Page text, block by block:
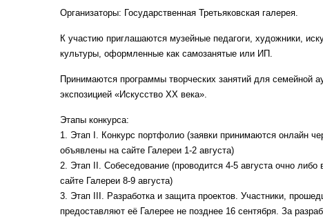
Организаторы: Государственная Третьяковская галерея.
К участию приглашаются музейные педагоги, художники,
культуры, оформленные как самозанятые или ИП.
Принимаются программы творческих занятий для семейной
экспозицией «Искусство XX века».
Этапы конкурса:
1. Этап I. Конкурс портфолио (заявки принимаются онлайн
объявлены на сайте Галереи 1-2 августа)
2. Этап II. Собеседование (проводится 4-5 августа очно
сайте Галереи 8-9 августа)
3. Этап III. Разработка и защита проектов. Участники,
предоставляют её Галерее не позднее 16 сентября. За